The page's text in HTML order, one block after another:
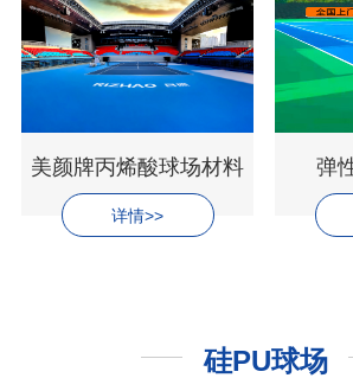
美颜牌丙烯酸球场材料
详情>>
弹
硅PU球场